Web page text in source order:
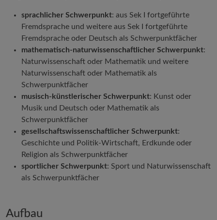
sprachlicher Schwerpunkt: aus Sek I fortgeführte
Fremdsprache und weitere aus Sek I fortgeführte
Fremdsprache oder Deutsch als Schwerpunktfächer
mathematisch-naturwissenschaftlicher Schwerpunkt:
Naturwissenschaft oder Mathematik und weitere
Naturwissenschaft oder Mathematik als
Schwerpunktfächer
musisch-künstlerischer Schwerpunkt: Kunst oder
Musik und Deutsch oder Mathematik als
Schwerpunktfächer
gesellschaftswissenschaftlicher Schwerpunkt:
Geschichte und Politik-Wirtschaft, Erdkunde oder
Religion als Schwerpunktfächer
sportlicher Schwerpunkt: Sport und Naturwissenschaft
als Schwerpunktfächer
Aufbau